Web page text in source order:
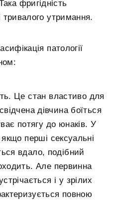
фригідність
тривалого утримання.
патології
Це стан властиво для
дівчина боїться
потягу до юнаків. У
перші сексуальні
вдало, подібний
Але первинна
і у зрілих
повною